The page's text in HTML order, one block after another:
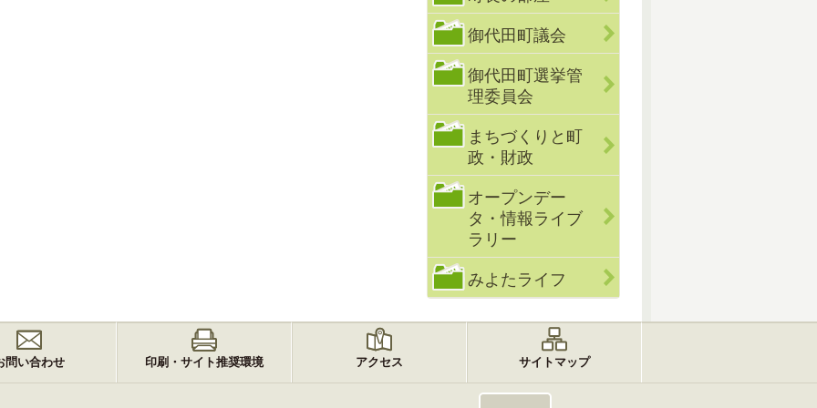
御代田町議会
御代田町選挙管
理委員会
まちづくりと町
政・財政
オープンデー
タ・情報ライブ
ラリー
みよたライフ
問い合わせ 印刷・サイト推奨環境 アクセス サイトマップ